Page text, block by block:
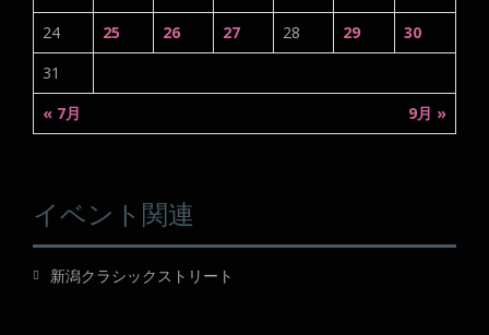
« 7月 9月 »
24
25 26 27 28 29
30
31
イベント関連
新潟クラシックストリート